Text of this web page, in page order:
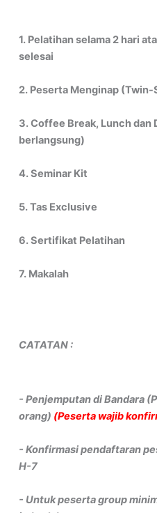
1. Pelatihan selama 2 hari
selesai
2. Peserta Menginap (Twin-
3. Coffee Break, Lunch dan
berlangsung)
4. Seminar Kit
5. Tas Exclusive
6. Sertifikat Pelatihan
7. Makalah
CATATAN :
- Penjemputan di Bandara
orang) (Peserta wajib
- Konfirmasi pendaftaran
H-7
- Untuk peserta group